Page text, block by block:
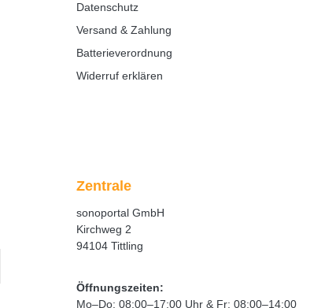
Zentrale
sonoportal GmbH
Kirchweg 2
94104 Tittling
Öffnungszeiten:
Mo–Do: 08:00–17:00 Uhr & Fr: 08:00–14:00
Datenschutz
Versand & Zahlung
Batterieverordnung
Widerruf erklären